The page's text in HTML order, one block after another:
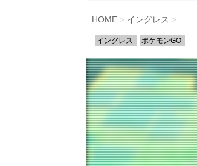
HOME > イングレス >
イングレス ポケモンGO